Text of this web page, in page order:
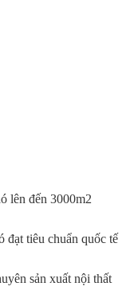
lên đến 3000m2
đạt tiêu chuẩn quốc tế
sản xuất nội thất